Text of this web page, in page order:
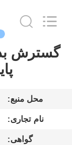
صفحه
محصولات
ویدیوها
گسترش
محل منبع:
نام تجاری:
گواهی: